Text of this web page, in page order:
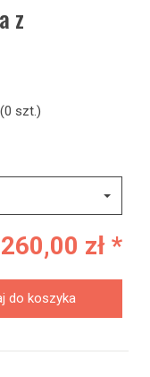
z
(0 szt.)
zł *
do koszyka